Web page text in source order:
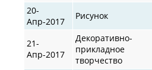
20-
Апр-2017
Рисунок
21-
Апр-2017
Декоративно-
прикладное
творчество